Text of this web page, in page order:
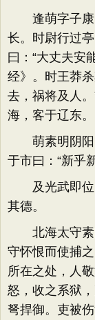
逢萌字子康
长。时尉行过
曰：“大丈夫安
经》。时王莽
去，祸将及人
海，客于辽东。
萌素明阴阳
于市曰：“新乎
及光武即位
其德。
北海太守素
守怀恨而使捕
所在之处，人
怒，收之系狱
弩捍御。吏被